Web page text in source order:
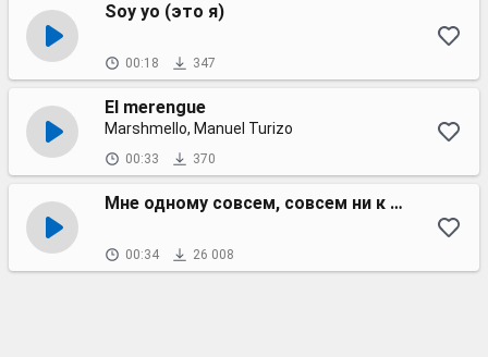
Soy yo (это я)
00:18 347
El merengue
Marshmello, Manuel Turizo
00:33 370
Мне одному совсем, совсем ни к чему
00:34 26 008